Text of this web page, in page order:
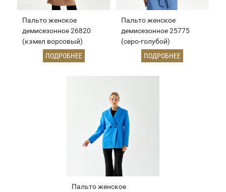
Пальто женское
демисезонное 26820
(кэмел ворсовый)
ПОДРОБНЕЕ
Пальто женское
демисезонное 25775
(серо-голубой)
ПОДРОБНЕЕ
Пальто женское